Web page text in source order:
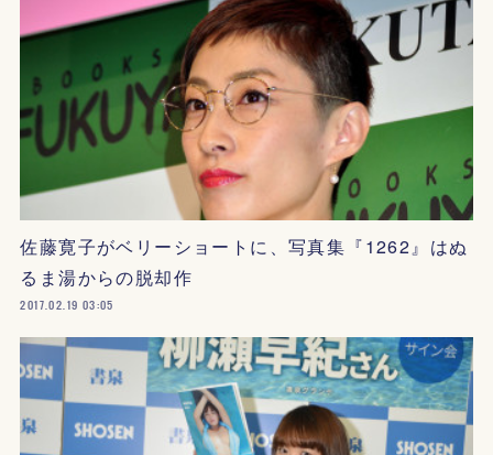
佐藤寛子がベリーショートに、写真集『1262』はぬ
るま湯からの脱却作
2017.02.19 03:05